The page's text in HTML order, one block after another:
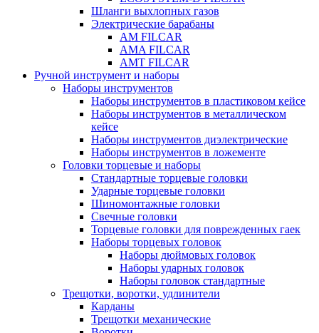
Шланги выхлопных газов
Электрические барабаны
AM FILCAR
AMA FILCAR
AMT FILCAR
Ручной инструмент и наборы
Наборы инструментов
Наборы инструментов в пластиковом кейсе
Наборы инструментов в металлическом
кейсе
Наборы инструментов диэлектрические
Наборы инструментов в ложементе
Головки торцевые и наборы
Стандартные торцевые головки
Ударные торцевые головки
Шиномонтажные головки
Свечные головки
Торцевые головки для поврежденных гаек
Наборы торцевых головок
Наборы дюймовых головок
Наборы ударных головок
Наборы головок стандартные
Трещотки, воротки, удлинители
Карданы
Трещотки механические